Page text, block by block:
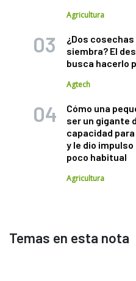
Agricultura
¿Dos
siembra? El
busca hacerlo
Agtech
Cómo una
ser un gigante
capacidad
y le dio
poco habitual
Agricultura
Temas en esta nota